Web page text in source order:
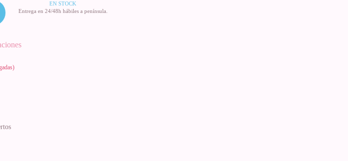
EN STOCK
Entrega en 24/48h hábiles a península.